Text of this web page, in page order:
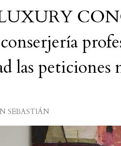
las peticiones
SEBASTIÁN